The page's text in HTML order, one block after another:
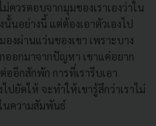
ม่ควรตอบจากมุมของเราเองว่าใน
นั้นอย่างนี้ แต่ต้องเอาตัวเองไป
องผ่านแว่นของเขา เพราะบาง
ออกมาจากปัญหา เขาแค่อยาก
อีกสักพัก การที่เรารีบเอา
ปยัดให้ จะทำให้เขารู้สึกว่าเราไม่
นความสัมพันธ์